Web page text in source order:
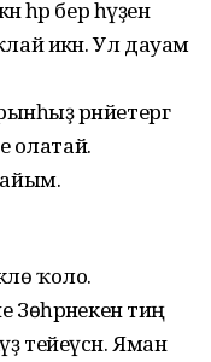
һәр бер һүҙен
икән. Ул дауам
рәнйетергә
олатай.
ҡоло.
тиң
тейеүсән. Яман